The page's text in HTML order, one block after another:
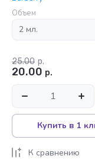
Объем
25.00 р.
20.00 р.
Купить в 1
К сравнению